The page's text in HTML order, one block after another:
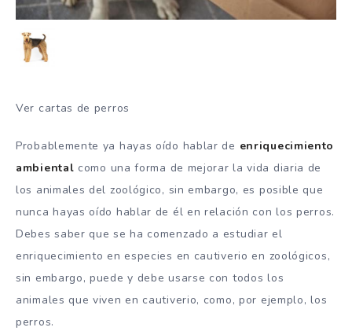
Ver cartas de perros
Probablemente ya hayas oído hablar de enriquecimiento
ambiental como una forma de mejorar la vida diaria de
los animales del zoológico, sin embargo, es posible que
nunca hayas oído hablar de él en relación con los perros.
Debes saber que se ha comenzado a estudiar el
enriquecimiento en especies en cautiverio en zoológicos,
sin embargo, puede y debe usarse con todos los
animales que viven en cautiverio, como, por ejemplo, los
perros.